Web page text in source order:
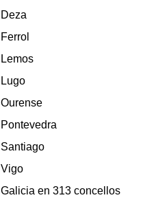
Deza
Ferrol
Lemos
Lugo
Ourense
Pontevedra
Santiago
Vigo
Galicia en 313 concellos